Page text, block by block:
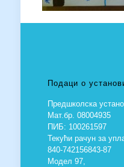
Подаци о
Предшколска
Мат.бр. 08004935
ПИБ: 100261597
Текући рачун за
840-742156843-87
Модел 97,